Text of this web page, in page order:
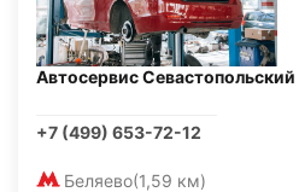
Автосервис Севастопольский
+7 (499) 653-72-12
Беляево(1,59 км)